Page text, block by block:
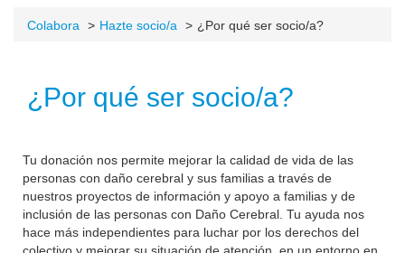
Colabora Hazte socio/a ¿Por qué ser socio/a?
¿Por qué ser socio/a?
Tu donación nos permite mejorar la calidad de vida de las
personas con daño cerebral y sus familias a través de
nuestros proyectos de información y apoyo a familias y de
inclusión de las personas con Daño Cerebral. Tu ayuda nos
hace más independientes para luchar por los derechos del